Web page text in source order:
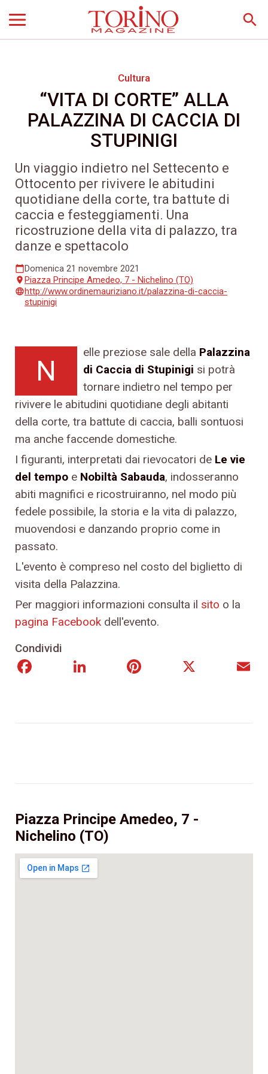
search
Cultura
“VITA DI CORTE” ALLA
PALAZZINA DI CACCIA DI
STUPINIGI
Un viaggio indietro nel Settecento e
Ottocento per rivivere le abitudini
quotidiane della corte, tra battute di
caccia e festeggiamenti. Una
ricostruzione della vita di palazzo, tra
danze e spettacolo
calendar_todayDomenica 21 novembre 2021
placePiazza Principe Amedeo, 7 - Nichelino (TO)
languagehttp://www.ordinemauriziano.it/palazzina-di-caccia-
stupinigi
N
elle preziose sale della Palazzina
di Caccia di Stupinigi si potrà
tornare indietro nel tempo per
rivivere le abitudini quotidiane degli abitanti
della corte, tra battute di caccia, balli sontuosi
ma anche faccende domestiche.
I figuranti, interpretati dai rievocatori de Le vie
del tempo e Nobiltà Sabauda, indosseranno
abiti magnifici e ricostruiranno, nel modo più
fedele possibile, la storia e la vita di palazzo,
muovendosi e danzando proprio come in
passato.
L'evento è compreso nel costo del biglietto di
visita della Palazzina.
Per maggiori informazioni consulta il sito o la
pagina Facebook dell'evento.
Condividi
FacebookLinkedIn Pinterest
Piazza Principe Amedeo, 7 -
Nichelino (TO)